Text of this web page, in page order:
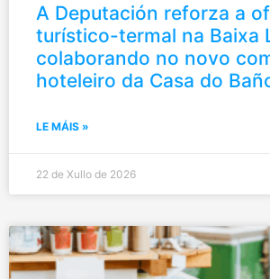
A Deputación reforza a
turístico-termal na Baixa
colaborando no novo
hoteleiro da Casa do
LE MÁIS »
22 de Xullo de 2026